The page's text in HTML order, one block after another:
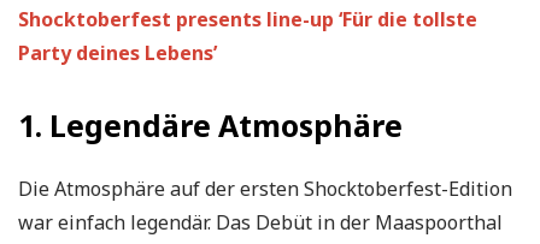
Shocktoberfest presents line-up ‘Für die tollste
Party deines Lebens’
1. Legendäre Atmosphäre
Die Atmosphäre auf der ersten Shocktoberfest-Edition
war einfach legendär. Das Debüt in der Maaspoorthal